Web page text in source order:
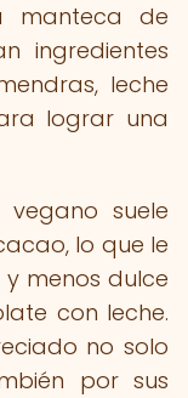
manteca de
ingredientes
leche
lograr una
suele
lo que le
menos dulce
con leche.
no solo
por sus